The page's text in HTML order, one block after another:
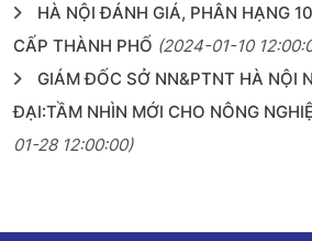
HÀ NỘI ĐÁNH GIÁ, PHÂN HẠNG
CẤP THÀNH PHỐ (2024-01-10
GIÁM ĐỐC SỞ NN&PTNT HÀ NỘI
ĐẠI:TẦM NHÌN MỚI CHO NÔNG
01-28 12:00:00)